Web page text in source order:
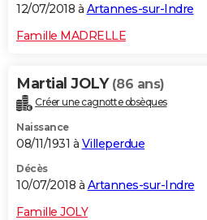
12/07/2018 à Artannes-sur-Indre
Famille MADRELLE
Martial JOLY (86 ans)
Créer une cagnotte obsèques
Naissance
08/11/1931 à Villeperdue
Décès
10/07/2018 à Artannes-sur-Indre
Famille JOLY